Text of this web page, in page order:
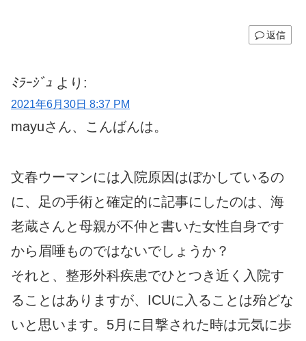
返信
ﾐﾗｰｼﾞｭ より:
2021年6月30日 8:37 PM
mayuさん、こんばんは。
文春ウーマンには入院原因はぼかしているの
に、足の手術と確定的に記事にしたのは、海
老蔵さんと母親が不仲と書いた女性自身です
から眉唾ものではないでしょうか？
それと、整形外科疾患でひとつき近く入院す
ることはありますが、ICUに入ることは殆どな
いと思います。5月に目撃された時は元気に歩